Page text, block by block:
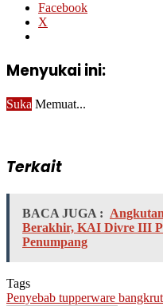
Facebook
X
Menyukai ini:
Suka Memuat...
Terkait
BACA JUGA :
Berakhir, KAI Divre III
Penumpang
Tags
Penyebab tupperware bangkrut